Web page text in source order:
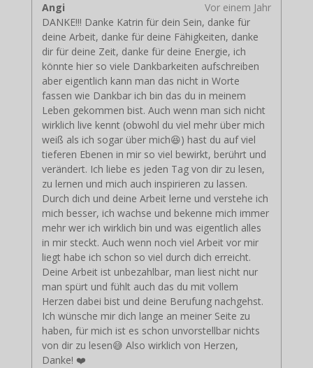
Angi
Vor einem Jahr
DANKE!!! Danke Katrin für dein Sein, danke für
deine Arbeit, danke für deine Fähigkeiten, danke
dir für deine Zeit, danke für deine Energie, ich
könnte hier so viele Dankbarkeiten aufschreiben
aber eigentlich kann man das nicht in Worte
fassen wie Dankbar ich bin das du in meinem
Leben gekommen bist. Auch wenn man sich nicht
wirklich live kennt (obwohl du viel mehr über mich
weiß als ich sogar über mich😆) hast du auf viel
tieferen Ebenen in mir so viel bewirkt, berührt und
verändert. Ich liebe es jeden Tag von dir zu lesen,
zu lernen und mich auch inspirieren zu lassen.
Durch dich und deine Arbeit lerne und verstehe ich
mich besser, ich wachse und bekenne mich immer
mehr wer ich wirklich bin und was eigentlich alles
in mir steckt. Auch wenn noch viel Arbeit vor mir
liegt habe ich schon so viel durch dich erreicht.
Deine Arbeit ist unbezahlbar, man liest nicht nur
man spürt und fühlt auch das du mit vollem
Herzen dabei bist und deine Berufung nachgehst.
Ich wünsche mir dich lange an meiner Seite zu
haben, für mich ist es schon unvorstellbar nichts
von dir zu lesen😅 Also wirklich von Herzen,
Danke! ❤️